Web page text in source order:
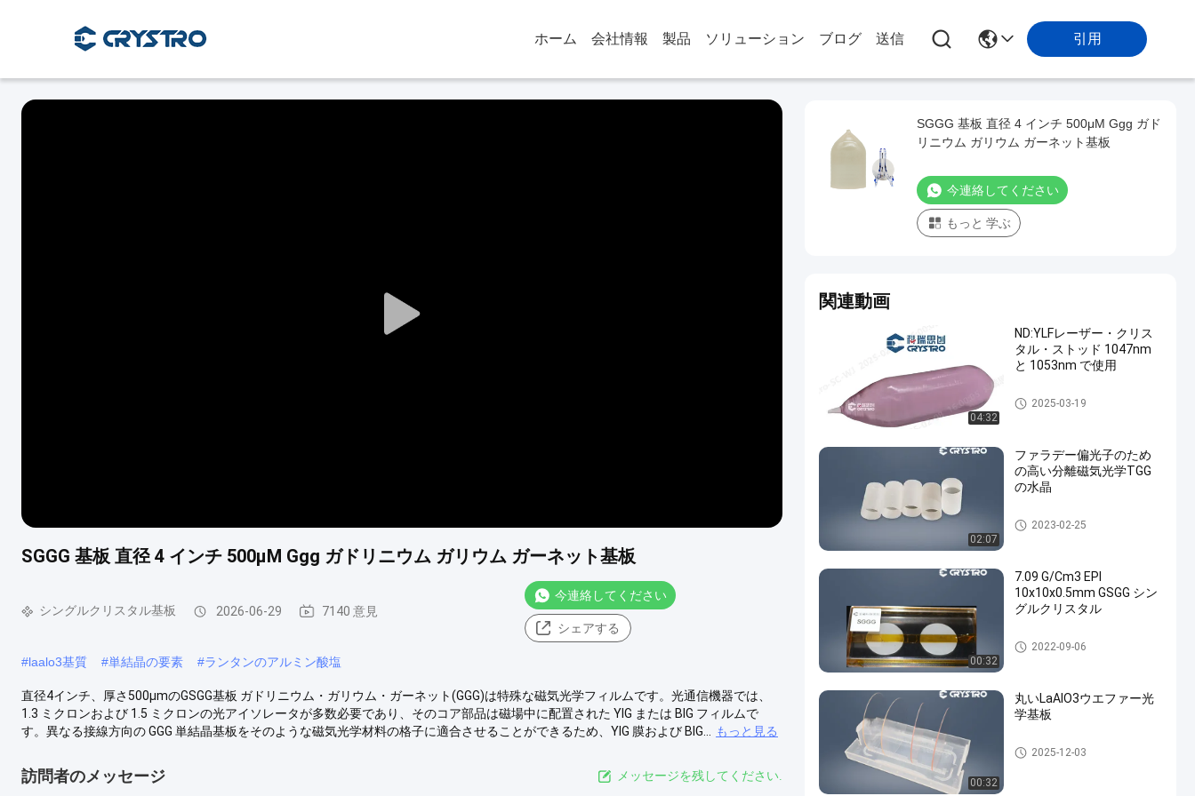
ホーム 会社情報 製品 ソリューション ブログ 送信 引用
Play
SGGG 基板 直径 4 インチ 500μM Ggg ガドリニウム ガリウム ガーネット基板
シングルクリスタル基板 2026-06-29 7140 意見
今連絡してください
シェアする
#laalo3基質 #単結晶の要素 #ランタンのアルミン酸塩
直径4インチ、厚さ500μmのGSGG基板 ガドリニウム・ガリウム・ガーネット(GGG)は特殊な磁気光学フィルムです。光通信機器では、
1.3 ミクロンおよび 1.5 ミクロンの光アイソレータが多数必要であり、そのコア部品は磁場中に配置された YIG または BIG フィルムで
す。異なる接線方向の GGG 単結晶基板をそのような磁気光学材料の格子に適合させることができるため、YIG 膜および BIG...
もっと見る
訪問者のメッセージ メッセージを残してください.
SGGG 基板 直径 4 インチ 500μM Ggg ガド
リニウム ガリウム ガーネット基板
今連絡してください
もっと 学ぶ
関連動画
04:32
ND:YLFレーザー・クリス
タル・ストッド 1047nm
と 1053nm で使用
レーザー結晶
2025-03-19
02:07
ファラデー偏光子のため
の高い分離磁気光学TGG
の水晶
磁気光学水晶
2023-02-25
00:32
7.09 G/Cm3 EPI
10x10x0.5mm GSGG シン
グルクリスタル
シングルクリスタル基板
2022-09-06
00:32
丸いLaAlO3ウエファー光
学基板
シングルクリスタル基板
2025-12-03